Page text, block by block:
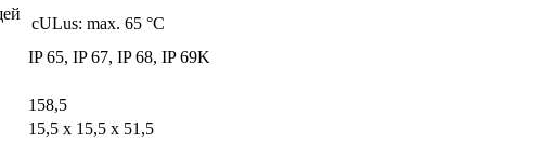
cULus: max. 65 °C
IP 65, IP 67, IP 68, IP 69K
158,5
15,5 x 15,5 x 51,5